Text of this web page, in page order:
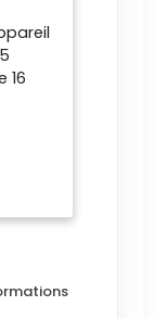
16